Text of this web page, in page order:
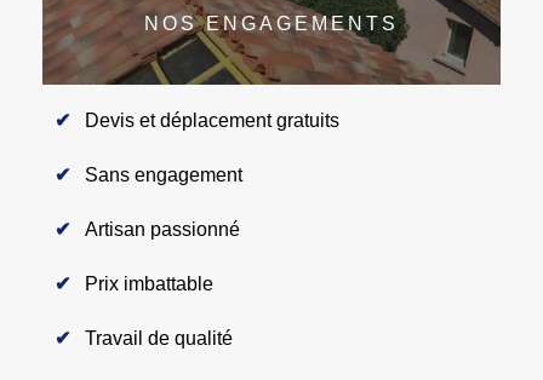
NOS ENGAGEMENTS
Devis et déplacement gratuits
Sans engagement
Artisan passionné
Prix imbattable
Travail de qualité